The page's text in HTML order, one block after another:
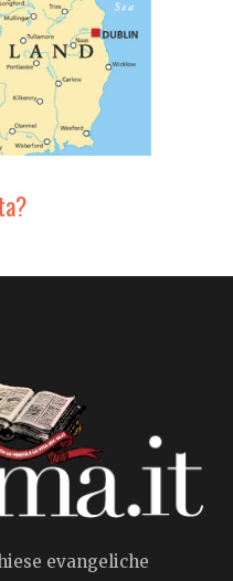
evangeliche